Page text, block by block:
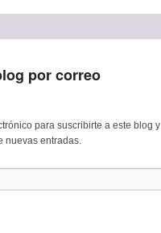
por correo
para suscribirte a este blog y
nuevas entradas.